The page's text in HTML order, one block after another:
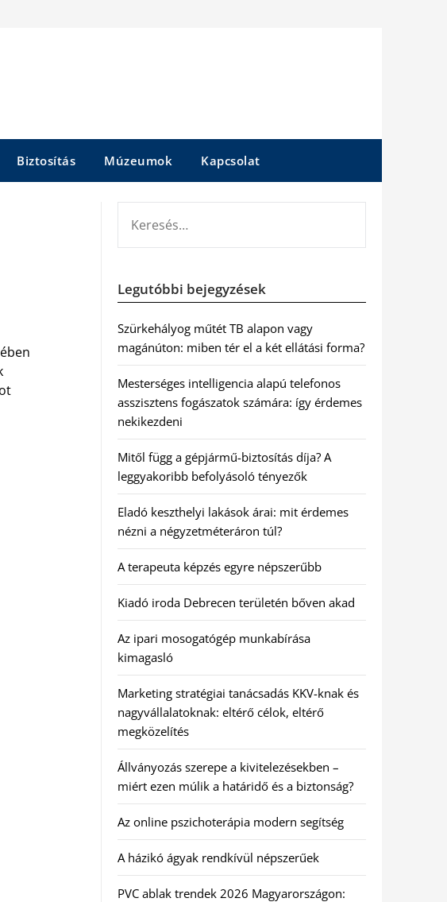
Biztosítás Múzeumok Kapcsolat
Legutóbbi bejegyzések
Szürkehályog műtét TB alapon vagy
magánúton: miben tér el a két ellátási forma?
Mesterséges intelligencia alapú telefonos
asszisztens fogászatok számára: így érdemes
nekikezdeni
Mitől függ a gépjármű-biztosítás díja? A
leggyakoribb befolyásoló tényezők
Eladó keszthelyi lakások árai: mit érdemes
nézni a négyzetméteráron túl?
A terapeuta képzés egyre népszerűbb
Kiadó iroda Debrecen területén bőven akad
Az ipari mosogatógép munkabírása
kimagasló
Marketing stratégiai tanácsadás KKV-knak és
nagyvállalatoknak: eltérő célok, eltérő
megközelítés
Állványozás szerepe a kivitelezésekben –
miért ezen múlik a határidő és a biztonság?
Az online pszichoterápia modern segítség
A házikó ágyak rendkívül népszerűek
PVC ablak trendek 2026 Magyarországon: